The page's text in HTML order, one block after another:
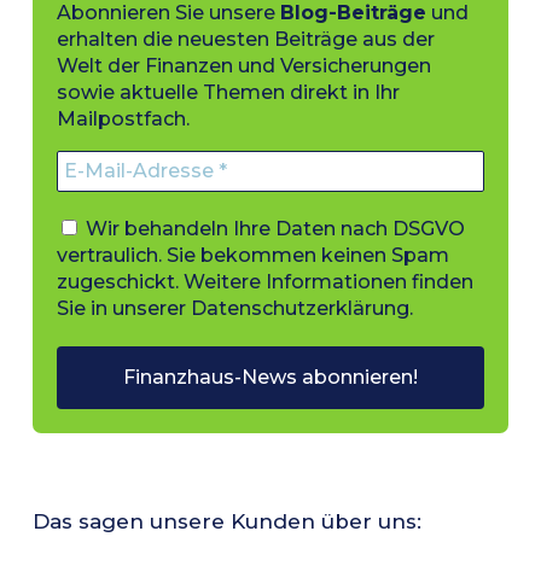
Abonnieren Sie unsere Blog-Beiträge und
erhalten die neuesten Beiträge aus der
Welt der Finanzen und Versicherungen
sowie aktuelle Themen direkt in Ihr
Mailpostfach.
Wir behandeln Ihre Daten nach DSGVO
vertraulich. Sie bekommen keinen Spam
zugeschickt. Weitere Informationen finden
Sie in unserer Datenschutzerklärung.
Das sagen unsere Kunden über uns: